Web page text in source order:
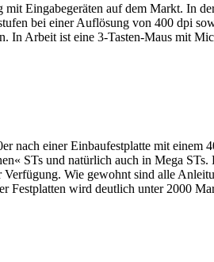
Eingabegeräten auf dem Markt. In
bei einer Auflösung von 400 dpi
Arbeit ist eine 3-Tasten-Maus mit
nach einer Einbaufestplatte mit
STs und natürlich auch in Mega
Wie gewohnt sind alle
Festplatten wird deutlich unter 2000